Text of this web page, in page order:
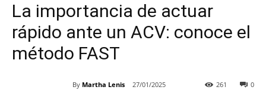
La importancia de actuar
rápido ante un ACV: conoce el
método FAST
By Martha Lenis 27/01/2025 0
261